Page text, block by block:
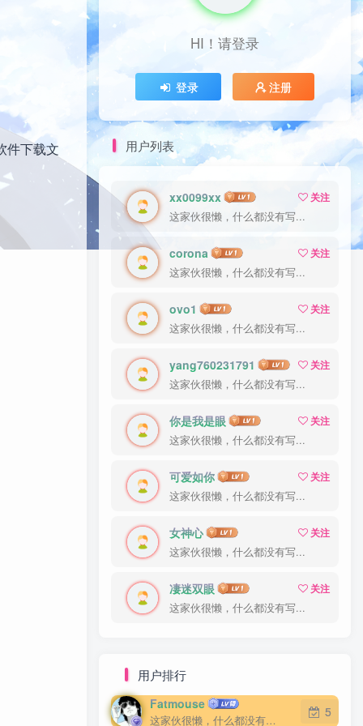
件下载文
HI！请登录
登录 注册
用户列表
xx0099xx
关注
这家伙很懒，什么都没有写...
corona
关注
这家伙很懒，什么都没有写...
ovo1
关注
这家伙很懒，什么都没有写...
yang760231791
关注
这家伙很懒，什么都没有写...
你是我是眼
关注
这家伙很懒，什么都没有写...
可爱如你
关注
这家伙很懒，什么都没有写...
女神心
关注
这家伙很懒，什么都没有写...
凄迷双眼
关注
这家伙很懒，什么都没有写...
用户排行
Fatmouse
这家伙很懒，什么都没有写...
5